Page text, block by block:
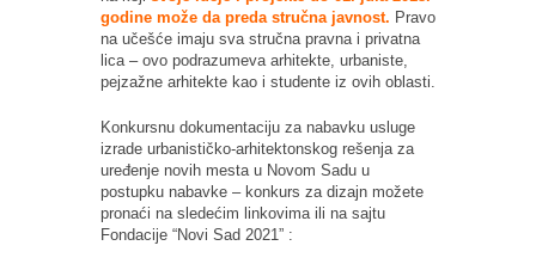
godine može da preda stručna javnost. Pravo
na učešće imaju sva stručna pravna i privatna
lica – ovo podrazumeva arhitekte, urbaniste,
pejzažne arhitekte kao i studente iz ovih oblasti.
Konkursnu dokumentaciju za nabavku usluge
izrade urbanističko-arhitektonskog rešenja za
uređenje novih mesta u Novom Sadu u
postupku nabavke – konkurs za dizajn možete
pronaći na sledećim linkovima ili na sajtu
Fondacije “Novi Sad 2021” :